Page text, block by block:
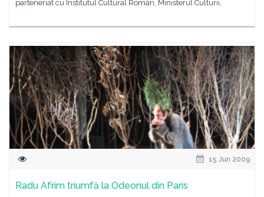
parteneriat cu Institutul Cultural Român, Ministerul Culturii,
15 Jun 2009
Radu Afrim triumfă la Odeonul din Paris